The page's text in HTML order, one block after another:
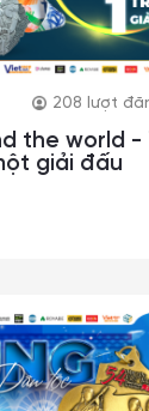
208 lượt
the world -
giải đấu